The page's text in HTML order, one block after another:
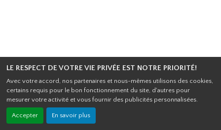
LE RESPECT DE VOTRE VIE PRIVÉE EST NOTRE PRIORITÉ!
Avec votre accord, nos partenaires et nous-mêmes utilisons des cookies,
certains requis pour le bon fonctionnement du site, d'autres pour
mesurer votre activité et vous fournir des publicités personnalisées.
Accepter En savoir plus